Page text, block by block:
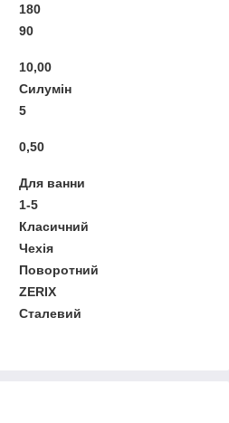
180
90
10,00
Силумін
5
0,50
Для ванни
1-5
Класичний
Чехія
Поворотний
ZERIX
Сталевий